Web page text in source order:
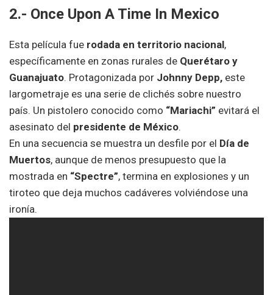
2.- Once Upon A Time In Mexico
Esta película fue rodada en territorio nacional,
específicamente en zonas rurales de Querétaro y
Guanajuato. Protagonizada por Johnny Depp, este
largometraje es una serie de clichés sobre nuestro
país. Un pistolero conocido como “Mariachi” evitará el
asesinato del presidente de México.
En una secuencia se muestra un desfile por el Día de
Muertos, aunque de menos presupuesto que la
mostrada en “Spectre”, termina en explosiones y un
tiroteo que deja muchos cadáveres volviéndose una
ironía.